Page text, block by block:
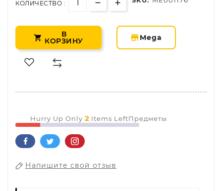
КОЛИЧЕСТВО :
 В
КОРЗИНУ storefront
Mega
Hurry Up Only 2 Items LeftПредметы
Напишите свой отзыв